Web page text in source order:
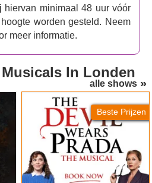
hiervan minimaal 48 uur vóór
worden gesteld. Neem
meer informatie.
alle shows
In Londen
Beste Prijzen
The Devil Wears Prada